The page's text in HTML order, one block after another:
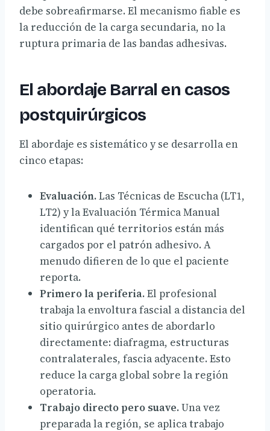
debe sobreafirmarse. El mecanismo fiable es
la reducción de la carga secundaria, no la
ruptura primaria de las bandas adhesivas.
El abordaje Barral en casos
postquirúrgicos
El abordaje es sistemático y se desarrolla en
cinco etapas:
Evaluación.Las Técnicas de Escucha (LT1,
LT2) y la Evaluación Térmica Manual
identifican qué territorios están más
cargados por el patrón adhesivo. A
menudo difieren de lo que el paciente
reporta.
Primero la periferia.El profesional
trabaja la envoltura fascial a distancia del
sitio quirúrgico antes de abordarlo
directamente: diafragma, estructuras
contralaterales, fascia adyacente. Esto
reduce la carga global sobre la región
operatoria.
Trabajo directo pero suave.Una vez
preparada la región, se aplica trabajo